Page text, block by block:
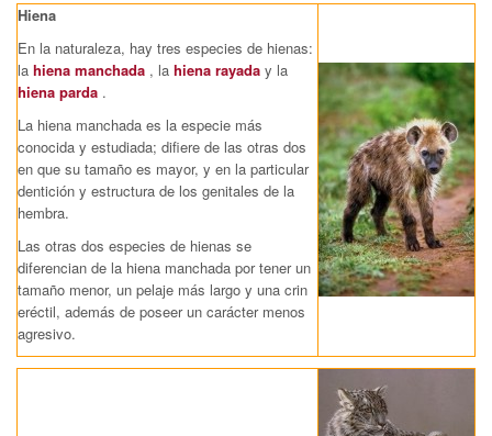
Hiena
En la naturaleza, hay tres especies de hienas:
la hiena manchada , la hiena rayada y la
hiena parda .
La hiena manchada es la especie más
conocida y estudiada; difiere de las otras dos
en que su tamaño es mayor, y en la particular
dentición y estructura de los genitales de la
hembra.
Las otras dos especies de hienas se
diferencian de la hiena manchada por tener un
tamaño menor, un pelaje más largo y una crin
eréctil, además de poseer un carácter menos
agresivo.